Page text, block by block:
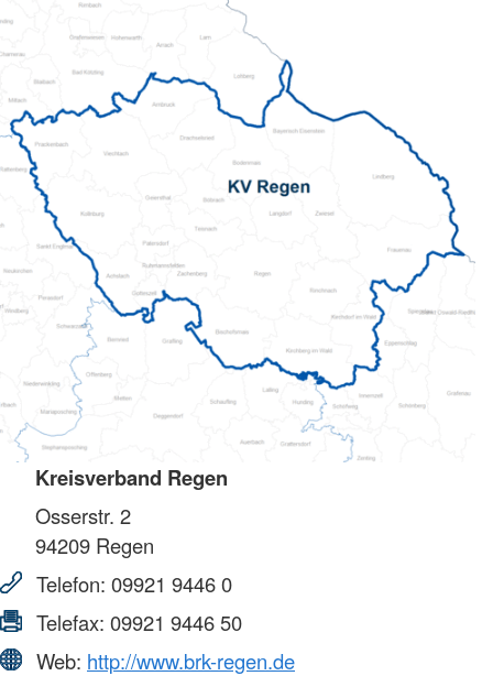
Kreisverband Regen
Osserstr. 2
94209 Regen
Telefon: 09921 9446 0
Telefax: 09921 9446 50
Web: http://www.brk-regen.de